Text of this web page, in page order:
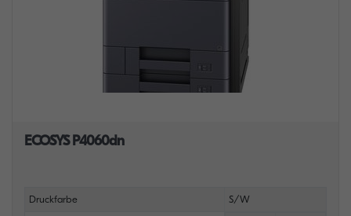
ECOSYS P4060dn
Druckfarbe S/W